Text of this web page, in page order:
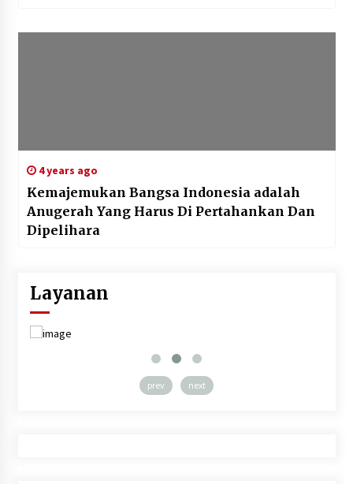
4 years ago
Kemajemukan Bangsa Indonesia adalah
Anugerah Yang Harus Di Pertahankan Dan
Dipelihara
Layanan
prev next